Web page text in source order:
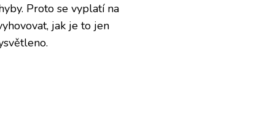
Proto se vyplatí na
jak je to jen